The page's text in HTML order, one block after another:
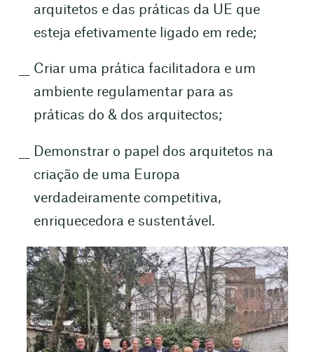
arquitetos e das práticas da UE que
esteja efetivamente ligado em rede;
Criar uma prática facilitadora e um
ambiente regulamentar para as
práticas do & dos arquitectos;
Demonstrar o papel dos arquitetos na
criação de uma Europa
verdadeiramente competitiva,
enriquecedora e sustentável.